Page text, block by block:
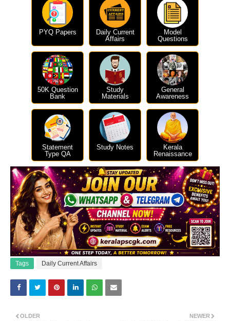
PYQ Papers
Daily Current
Affairs
Model
Questions
50K Question
Bank
Study
Materials
General
Awareness
Statement
Type QA
Study Notes
Kerala
Renaissance
Tags Daily Current Affairs
NEWER
OLDER